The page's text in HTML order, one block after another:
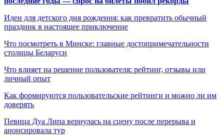
Идеи для детского дня рождения: как превратить обычный
праздник в настоящее приключение
Что посмотреть в Минске: главные достопримечательности
столицы Беларуси
Что влияет на решение пользователя: рейтинг, отзывы или
личный опыт
Как формируются пользовательские рейтинги и можно ли им
доверять
Певица Дуа Липа вернулась на сцену после перерыва и
анонсировала тур